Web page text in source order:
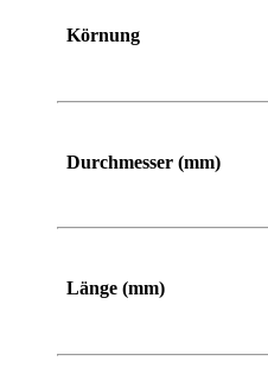
Körnung
Durchmesser (mm)
Länge (mm)
Von